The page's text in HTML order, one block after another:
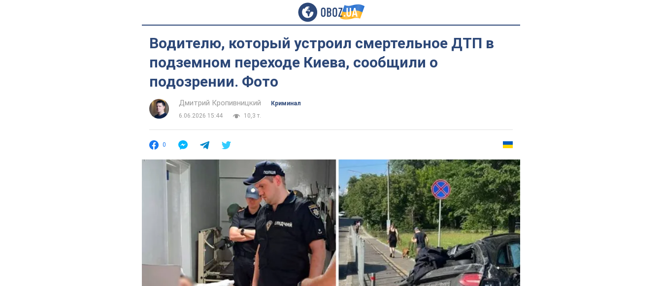
Водителю, который устроил смертельное ДТП в
подземном переходе Киева, сообщили о
подозрении. Фото
Дмитрий Кропивницкий
Криминал
6.06.2026 15:44
10,3 т.
0